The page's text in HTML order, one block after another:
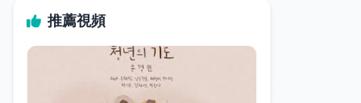
推薦視頻